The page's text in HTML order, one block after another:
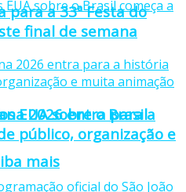
EUA sobre o Brasil
mais
para a 33ª Festa do
final de semana
2026 entra para a
público, organização e